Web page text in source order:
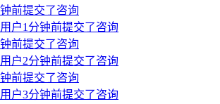
前提交了咨询
户1分钟前提交了咨询
前提交了咨询
户2分钟前提交了咨询
前提交了咨询
户3分钟前提交了咨询